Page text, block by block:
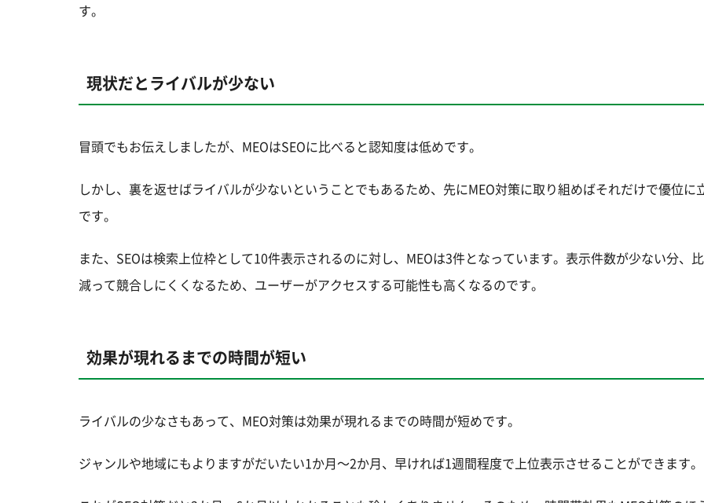
す。
現状だとライバルが少ない
冒頭でもお伝えしましたが、MEOはSEOに比べると認知度は低めです。
しかし、裏を返せばライバルが少ないということでもあるため、先にMEO対策に取り組めばそれだけで優位に
です。
また、SEOは検索上位枠として10件表示されるのに対し、MEOは3件となっています。表示件数が少ない分、
減って競合しにくくなるため、ユーザーがアクセスする可能性も高くなるのです。
効果が現れるまでの時間が短い
ライバルの少なさもあって、MEO対策は効果が現れるまでの時間が短めです。
ジャンルや地域にもよりますがだいたい1か月～2か月、早ければ1週間程度で上位表示させることができます。